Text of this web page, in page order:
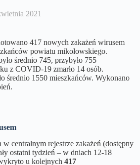
2021
417 nowych zakażeń wirusem
powiatu mikołowskiego.
średnio 745, przybyło 755
z COVID-19 zmarło 14 osób.
średnio 1550 mieszkańców. Wykonano
w centralnym rejestrze zakażeń (dostępny
ostatni tydzień – w dniach 12-18
u kolejnych 417